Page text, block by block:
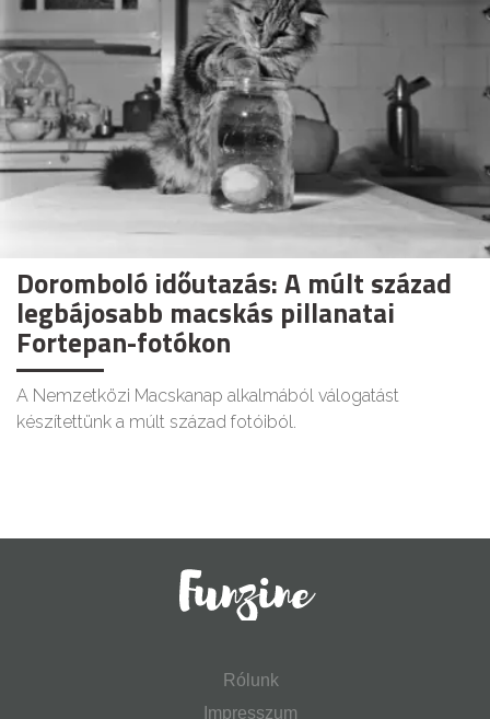
Doromboló időutazás: A múlt század
legbájosabb macskás pillanatai
Fortepan-fotókon
A Nemzetközi Macskanap alkalmából válogatást
készítettünk a múlt század fotóiból.
Rólunk
Impresszum